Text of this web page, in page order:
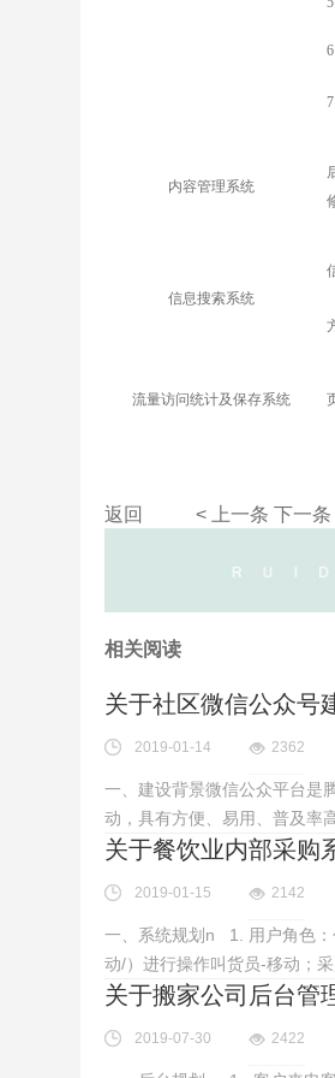
6
7
内容管理系统
信息搜索系统
流量访问统计及保存系统
返回 < 上一条 下一条
相关阅读
关于社区微信公众号
2019-01-14 2362
一、建设背景微信公众平台是
动，具有方便、易用、普及率
关于餐饮业内部采购
2019-01-15 2142
一、系统规划n 1. 用户角色：
动/）进行操作叫货员-移动；
关于搬家公司后台管
2019-07-30 2422